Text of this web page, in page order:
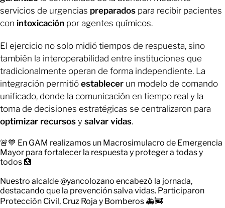
servicios de urgencias preparados para recibir pacientes
con intoxicación por agentes químicos.
El ejercicio no solo midió tiempos de respuesta, sino
también la interoperabilidad entre instituciones que
tradicionalmente operan de forma independiente. La
integración permitió establecer un modelo de comando
unificado, donde la comunicación en tiempo real y la
toma de decisiones estratégicas se centralizaron para
optimizar recursos y salvar vidas.
🚨💙 En GAM realizamos un Macrosimulacro de Emergencia
Mayor para fortalecer la respuesta y proteger a todas y
todos 🏥
Nuestro alcalde@yancolozano encabezó la jornada,
destacando que la prevención salva vidas. Participaron
Protección Civil, Cruz Roja y Bomberos 🚑🚒